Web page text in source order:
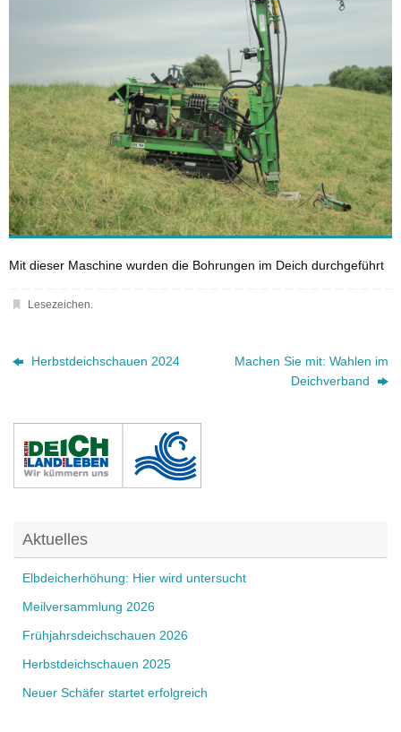
Mit dieser Maschine wurden die Bohrungen im Deich durchgeführt
Lesezeichen.
Herbstdeichschauen 2024
Machen Sie mit: Wahlen im
Deichverband
Aktuelles
Elbdeicherhöhung: Hier wird untersucht
Meilversammlung 2026
Frühjahrsdeichschauen 2026
Herbstdeichschauen 2025
Neuer Schäfer startet erfolgreich